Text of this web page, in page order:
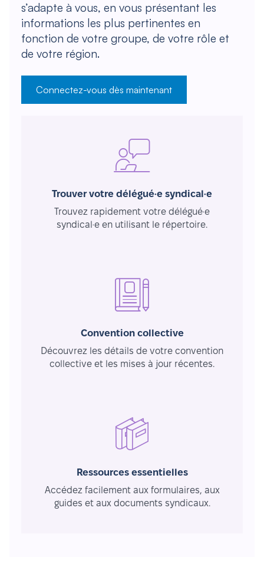
s’adapte à vous, en vous présentant les
informations les plus pertinentes en
fonction de votre groupe, de votre rôle et
de votre région.
Connectez-vous dès maintenant
Trouver votre délégué·e syndical·e
Trouvez rapidement votre délégué·e
syndical·e en utilisant le répertoire.
Convention collective
Découvrez les détails de votre convention
collective et les mises à jour récentes.
Ressources essentielles
Accédez facilement aux formulaires, aux
guides et aux documents syndicaux.